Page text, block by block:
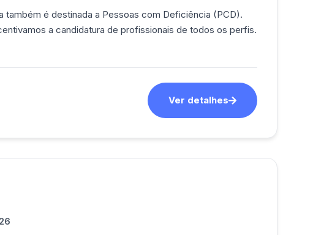
também é destinada a Pessoas com Deficiência (PCD).
a candidatura de profissionais de todos os perfis.
Ver detalhes